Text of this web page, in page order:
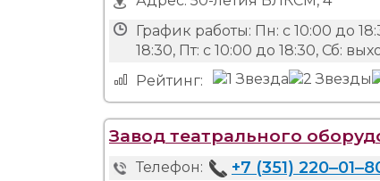
График работы: Пн: с 10:00 до
18:30, Пт: с 10:00 до 18:30, Сб:
Рейтинг:
Завод театрального
Телефон: +7 (351)